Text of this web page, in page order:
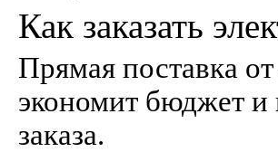
Как заказать
Прямая поставка
экономит бюджет и
заказа.